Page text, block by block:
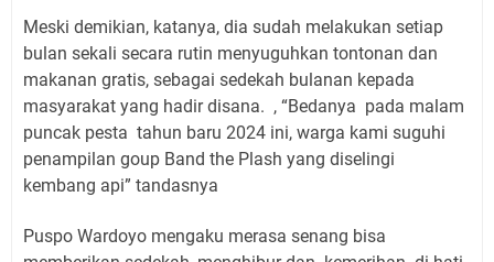
Meski demikian, katanya, dia sudah melakukan setiap
bulan sekali secara rutin menyuguhkan tontonan dan
makanan gratis, sebagai sedekah bulanan kepada
masyarakat yang hadir disana. , “Bedanya pada malam
puncak pesta tahun baru 2024 ini, warga kami suguhi
penampilan goup Band the Plash yang diselingi
kembang api” tandasnya
Puspo Wardoyo mengaku merasa senang bisa